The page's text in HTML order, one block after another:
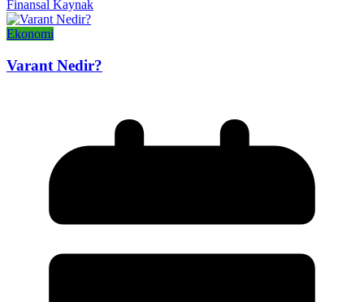
Finansal Kaynak
Ekonomi
Varant Nedir?